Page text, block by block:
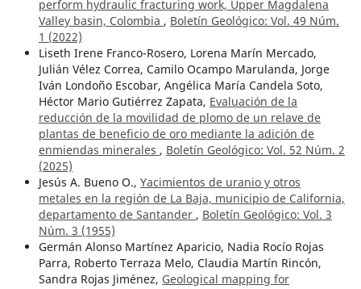
perform hydraulic fracturing work, Upper Magdalena
Valley basin, Colombia , Boletín Geológico: Vol. 49 Núm.
1 (2022)
Liseth Irene Franco-Rosero, Lorena Marín Mercado,
Julián Vélez Correa, Camilo Ocampo Marulanda, Jorge
Iván Londoño Escobar, Angélica María Candela Soto,
Héctor Mario Gutiérrez Zapata, Evaluación de la
reducción de la movilidad de plomo de un relave de
plantas de beneficio de oro mediante la adición de
enmiendas minerales , Boletín Geológico: Vol. 52 Núm. 2
(2025)
Jesús A. Bueno O., Yacimientos de uranio y otros
metales en la región de La Baja, municipio de California,
departamento de Santander , Boletín Geológico: Vol. 3
Núm. 3 (1955)
Germán Alonso Martínez Aparicio, Nadia Rocío Rojas
Parra, Roberto Terraza Melo, Claudia Martín Rincón,
Sandra Rojas Jiménez, Geological mapping for